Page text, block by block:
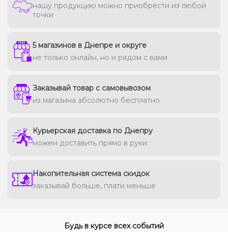
нашу продукцию можно приобрести из любой
точки
5 магазинов в Днепре и округе
не только онлайн, но и рядом с вами
Заказывай товар с самовывозом
из магазина абсолютно бесплатно
Курьерская доставка по Днепру
можем доставить прямо в руки
Накопительная система скидок
заказывай больше, плати меньше
Будь в курсе всех событий